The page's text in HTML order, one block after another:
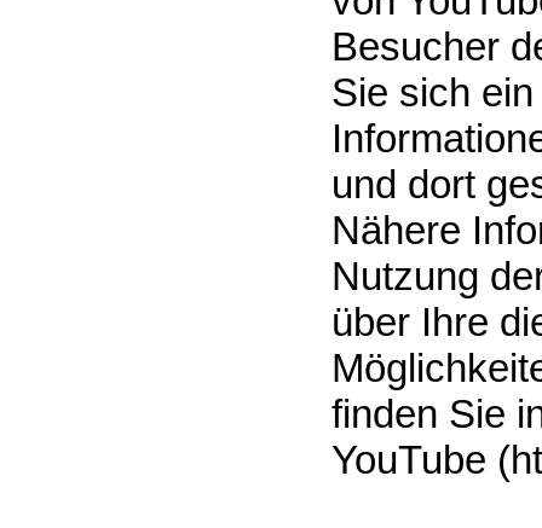
Besucher
Sie sich
und dort
Nähere
Nutzung
über Ihre
finden Sie
YouTube